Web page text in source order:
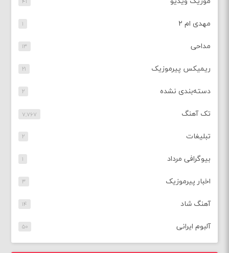
مهدی ام ۲ ۱
مداحی ۱۳
ریمیکس پیرموزیک ۲۱
دسته‌بندی نشده ۲
تک آهنگ ۷,۷۶۷
تبلیغات ۲
بیوگرافی مرداد ۱
اخبار پیرموزیک ۳
آهنگ شاد ۱۴
آلبوم ایرانی ۵۰